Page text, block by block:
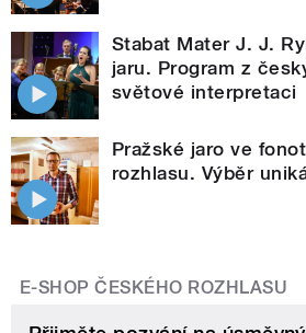
Stabat Mater J. J.
jaru. Program z
světové interpretaci
Pražské jaro ve
rozhlasu. Výběr
E-SHOP ČESKÉHO ROZHLASU